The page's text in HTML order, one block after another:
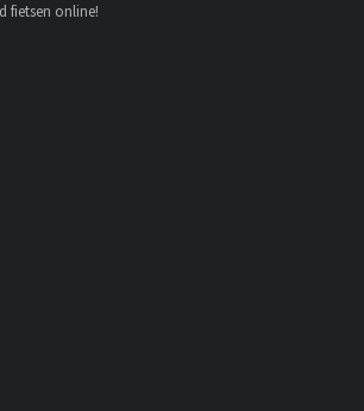
fietsen online!